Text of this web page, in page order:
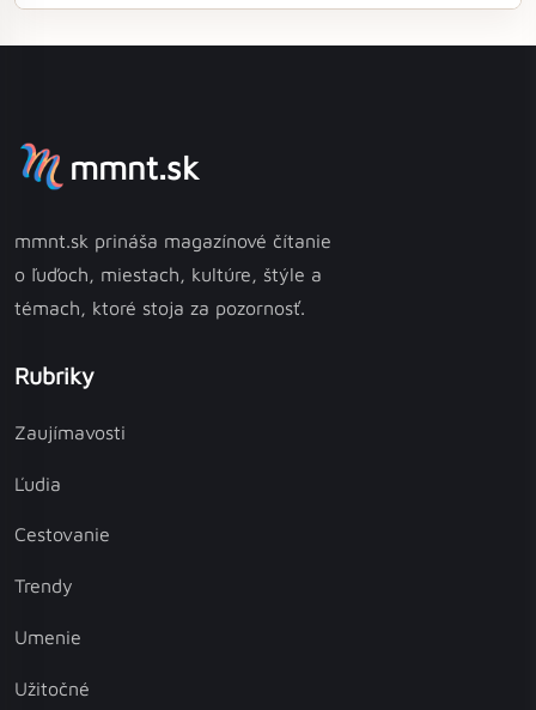
mmnt.sk
mmnt.sk prináša magazínové čítanie
o ľuďoch, miestach, kultúre, štýle a
témach, ktoré stoja za pozornosť.
Rubriky
Zaujímavosti
Ľudia
Cestovanie
Trendy
Umenie
Užitočné